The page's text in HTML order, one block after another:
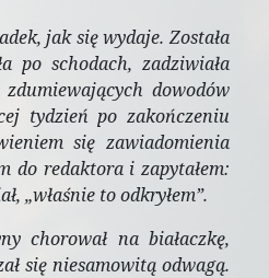
jak się wydaje. Została
po schodach, zadziwiała
dowodów
tydzień po zakończeniu
się zawiadomienia
do redaktora i zapytałem:
„właśnie to odkryłem”.
chorował na białaczkę,
się niesamowitą odwagą.